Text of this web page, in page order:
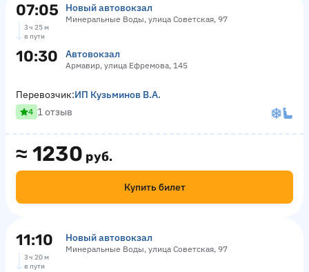
07:05 Новый автовокзал
Минеральные Воды, улица Советская, 97
3 ч 25 м
в пути
10:30 Автовокзал
Армавир, улица Ефремова, 145
≈ 1230 руб.
Купить билет
Перевозчик:ИП Кузьминов В.А.
4 1 отзыв
11:10 Новый автовокзал
Минеральные Воды, улица Советская, 97
3 ч 20 м
в пути